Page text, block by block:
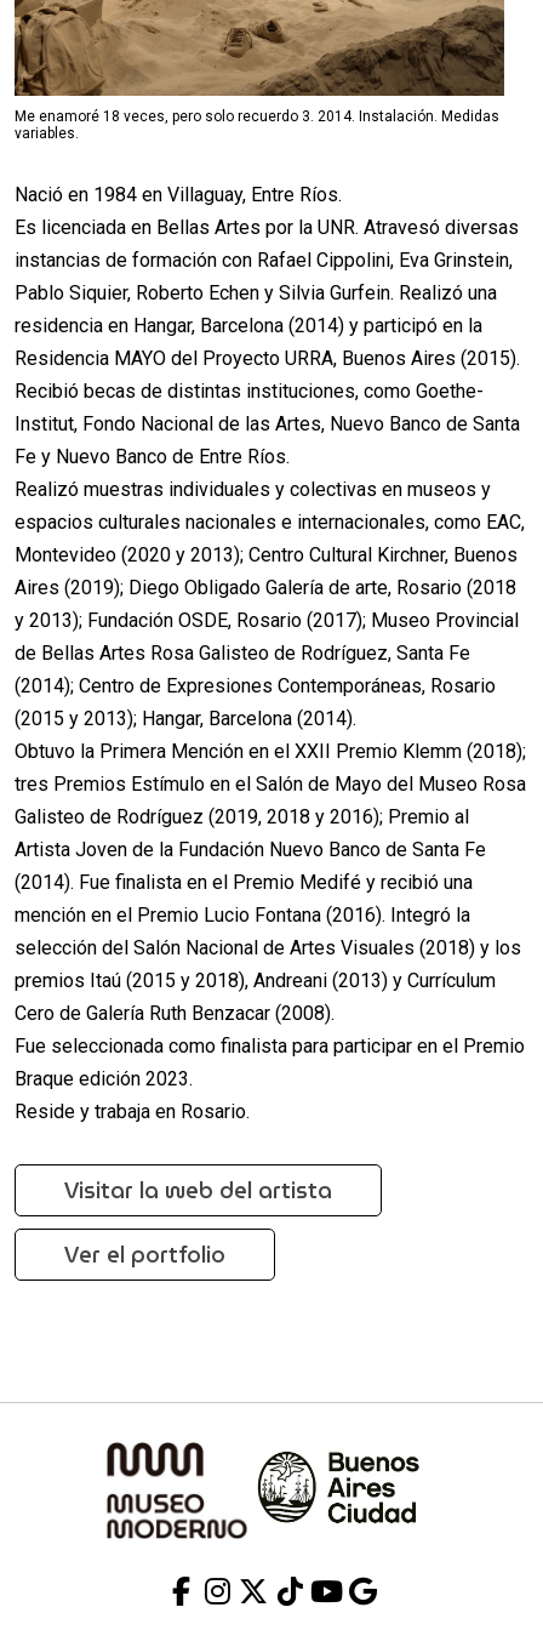
Me enamoré 18 veces, pero solo recuerdo 3. 2014. Instalación. Medidas
variables.
Nació en 1984 en Villaguay, Entre Ríos.
Es licenciada en Bellas Artes por la UNR. Atravesó diversas
instancias de formación con Rafael Cippolini, Eva Grinstein,
Pablo Siquier, Roberto Echen y Silvia Gurfein. Realizó una
residencia en Hangar, Barcelona (2014) y participó en la
Residencia MAYO del Proyecto URRA, Buenos Aires (2015).
Recibió becas de distintas instituciones, como Goethe-
Institut, Fondo Nacional de las Artes, Nuevo Banco de Santa
Fe y Nuevo Banco de Entre Ríos.
Realizó muestras individuales y colectivas en museos y
espacios culturales nacionales e internacionales, como EAC,
Montevideo (2020 y 2013); Centro Cultural Kirchner, Buenos
Aires (2019); Diego Obligado Galería de arte, Rosario (2018
y 2013); Fundación OSDE, Rosario (2017); Museo Provincial
de Bellas Artes Rosa Galisteo de Rodríguez, Santa Fe
(2014); Centro de Expresiones Contemporáneas, Rosario
(2015 y 2013); Hangar, Barcelona (2014).
Obtuvo la Primera Mención en el XXII Premio Klemm (2018);
tres Premios Estímulo en el Salón de Mayo del Museo Rosa
Galisteo de Rodríguez (2019, 2018 y 2016); Premio al
Artista Joven de la Fundación Nuevo Banco de Santa Fe
(2014). Fue finalista en el Premio Medifé y recibió una
mención en el Premio Lucio Fontana (2016). Integró la
selección del Salón Nacional de Artes Visuales (2018) y los
premios Itaú (2015 y 2018), Andreani (2013) y Currículum
Cero de Galería Ruth Benzacar (2008).
Fue seleccionada como finalista para participar en el Premio
Braque edición 2023.
Reside y trabaja en Rosario.
Visitar la web del artista
Ver el portfolio